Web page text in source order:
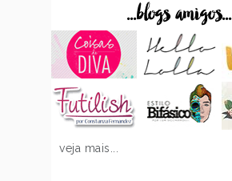
...blogs amigos...
veja mais...